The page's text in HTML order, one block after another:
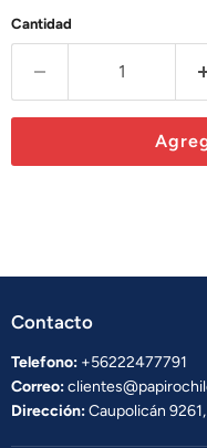
Cantidad
Contacto
Telefono: +56222477791
Correo:
Dirección:Caupolicán